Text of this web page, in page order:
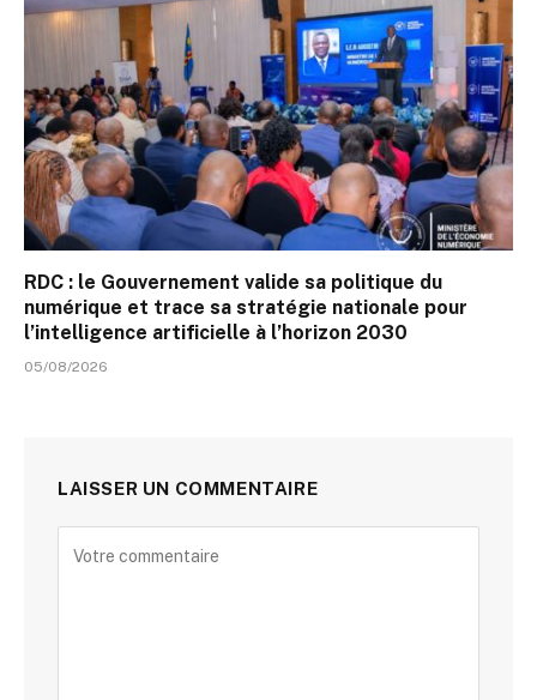
RDC : le Gouvernement valide sa politique du
numérique et trace sa stratégie nationale pour
l’intelligence artificielle à l’horizon 2030
05/08/2026
LAISSER UN COMMENTAIRE